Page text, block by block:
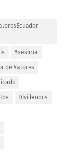
Asesoría
de Valores
Dividendos